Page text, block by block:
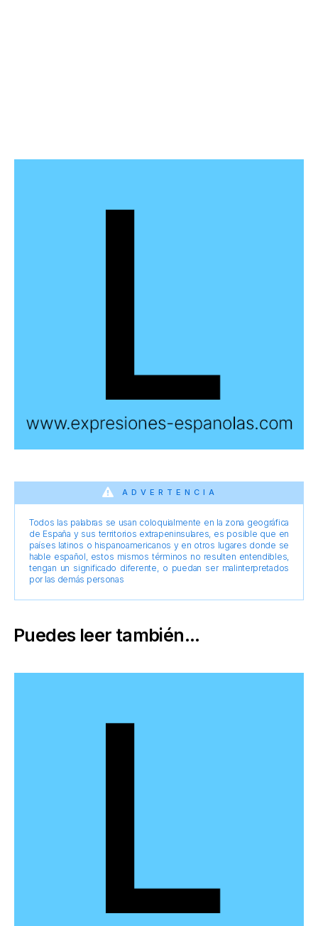
ADVERTENCIA
Todos las palabras se usan coloquialmente en la zona geográfica
de España y sus territorios extrapeninsulares, es posible que en
países latinos o hispanoamericanos y en otros lugares donde se
hable español, estos mismos términos no resulten entendibles,
tengan un significado diferente, o puedan ser malinterpretados
por las demás personas
Puedes leer también...